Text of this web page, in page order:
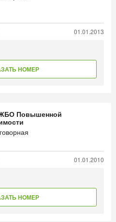
01.01.2013
НОМЕР
Повышенной
01.01.2010
НОМЕР